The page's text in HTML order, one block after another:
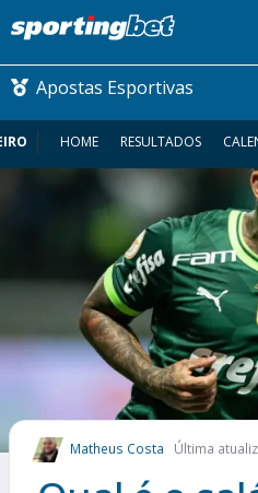
Apostas Esportivas
CONMEBOL
FUTEBOL NACIONAL
FUTEBOL
COMO APOSTAR
MAIS ESPORTES
HOME RESULTADOS
Matheus Costa Última